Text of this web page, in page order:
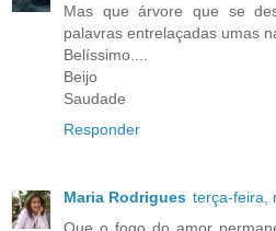
Mas que árvore que se
palavras entrelaçadas umas
Belíssimo....
Beijo
Saudade
Responder
Maria Rodrigues terça-feira,
Que o fogo do amor